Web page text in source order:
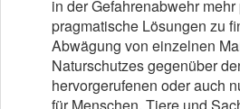
in der Gefahrenabwehr
pragmatische Lösungen zu
Abwägung von einzelnen
Naturschutzes gegenüber
hervorgerufenen oder auch